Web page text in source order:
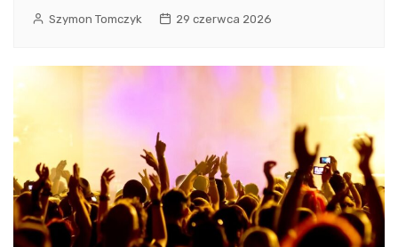
Szymon Tomczyk 29 czerwca 2026